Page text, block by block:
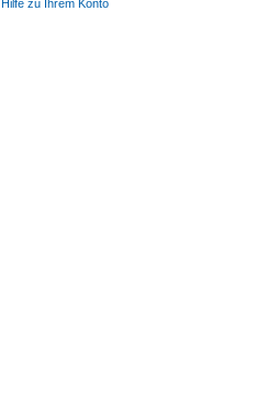
Hilfe zu Ihrem Konto